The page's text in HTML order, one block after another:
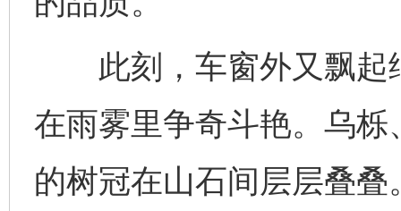
此刻，车窗外又飘起
在雨雾里争奇斗艳。乌
的树冠在山石间层层叠
完善运行机制助力责任有效落实 一纸欠